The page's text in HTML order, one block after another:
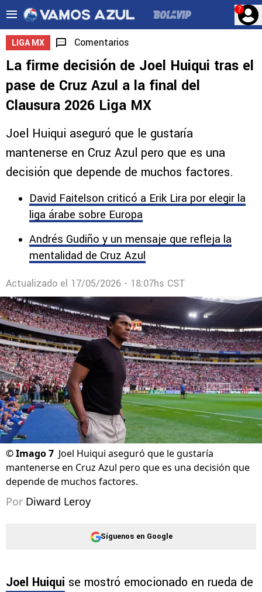
?
LIGA MX Comentarios
La firme decisión de Joel Huiqui tras el
pase de Cruz Azul a la final del
Clausura 2026 Liga MX
Joel Huiqui aseguró que le gustaría
mantenerse en Cruz Azul pero que es una
decisión que depende de muchos factores.
David Faitelson criticó a Erik Lira por elegir la
liga árabe sobre Europa
Andrés Gudiño y un mensaje que refleja la
mentalidad de Cruz Azul
Actualizado el 17/05/2026 - 18:07hs CST
©Imago 7 Joel Huiqui aseguró que le gustaría
mantenerse en Cruz Azul pero que es una decisión que
depende de muchos factores.
Por Diward Leroy
Síguenos en Google
Joel Huiqui se mostró emocionado en rueda de